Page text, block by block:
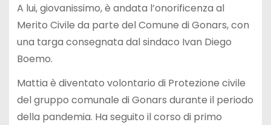
A lui, giovanissimo, è andata l’onorificenza al
Merito Civile da parte del Comune di Gonars, con
una targa consegnata dal sindaco Ivan Diego
Boemo.
Mattia è diventato volontario di Protezione civile
del gruppo comunale di Gonars durante il periodo
della pandemia. Ha seguito il corso di primo